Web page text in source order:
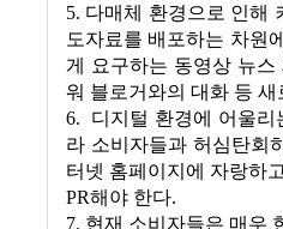
5. 다매체 환경으로 인해
도자료를 배포하는 차원
게 요구하는 동영상 뉴
워 블로거와의 대화 등
6. 디지털 환경에 어울리
라 소비자들과 허심탄회
터넷 홈페이지에 자랑하
PR해야 한다.
7. 현재 소비자들은 매우